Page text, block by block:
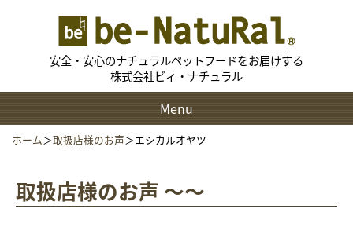
安全・安心のナチュラルペットフードをお届けする
株式会社ビィ・ナチュラル
Menu
ホーム＞取扱店様のお声＞エシカルオヤツ
取扱店様のお声 〜〜